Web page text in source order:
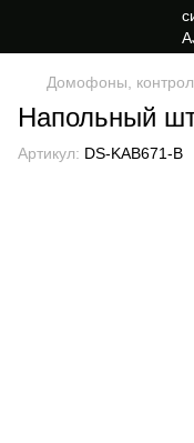
Домофоны,
Напольный
Артикул: DS-KAB671-B